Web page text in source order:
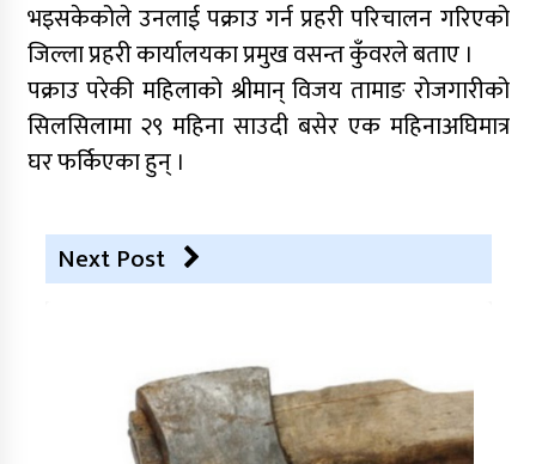
भइसकेकोले उनलाई पक्राउ गर्न प्रहरी परिचालन गरिएको
जिल्ला प्रहरी कार्यालयका प्रमुख वसन्त कुँवरले बताए ।
पक्राउ परेकी महिलाको श्रीमान् विजय तामाङ रोजगारीको
सिलसिलामा २९ महिना साउदी बसेर एक महिनाअघिमात्र
घर फर्किएका हुन् ।
Next Post